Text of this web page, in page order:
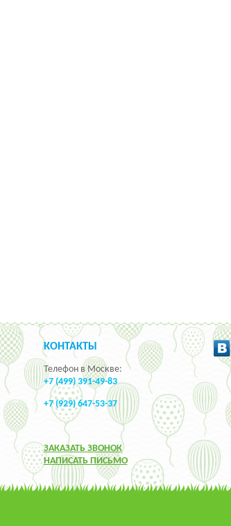
КОНТАКТЫ
Телефон в Москве:
+7 (499) 391-49-83
+7 (929) 647-53-37
ЗАКАЗАТЬ ЗВОНОК
НАПИСАТЬ ПИСЬМО